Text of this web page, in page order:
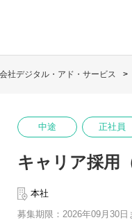
社デジタル・アド・サービス
中途 正社員
キャリア採用
本社
募集期限：2026年09月30日